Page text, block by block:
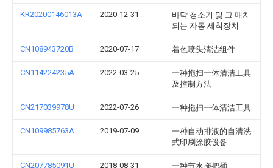
KR20200146013A 2020-12-31
바닥 청소기 및 그 매치
되는 자동 세척장치
CN108943720B 2020-07-17 着色喷头清洁组件
CN114224235A 2022-03-25
一种拖扫一体清洁工具
及控制方法
CN217039978U 2022-07-26 一种拖扫一体清洁工具
CN109985763A 2019-07-09
一种自动排液的自清洗
式印刷涂胶设备
CN207785091U 2018-08-31 一种节水拖把桶